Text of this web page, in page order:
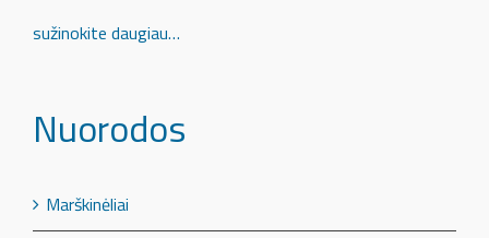
sužinokite daugiau…
Nuorodos
Marškinėliai